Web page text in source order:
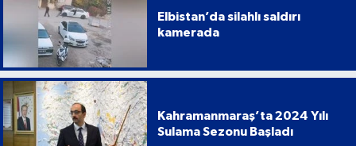
Elbistan’da silahlı saldırı
kamerada
Kahramanmaraş’ta 2024 Yılı
Sulama Sezonu Başladı